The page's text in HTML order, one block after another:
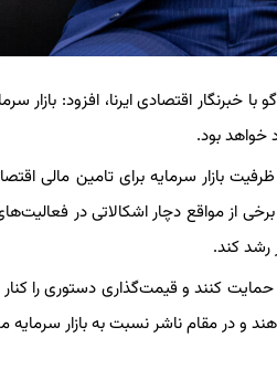
اقتصادی ایرنا، افزود: بازار
خواهد بود.
ظرفیت بازار سرمایه برای تامین مالی
از مواقع دچار اشکالاتی در فعالیت‌های
رشد کند.
حمایت کنند و قیمت‌گذاری دستوری را
و در مقام ناشر نسبت به بازار